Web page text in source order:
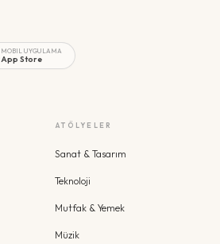
MOBIL UYGULAMA
App Store
ATÖLYELER
Sanat & Tasarım
Teknoloji
Mutfak & Yemek
Müzik